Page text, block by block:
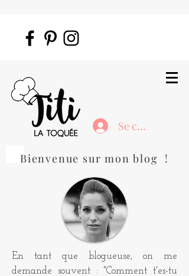
Se connecter
Bienvenue sur mon blog !
En tant que blogueuse, on me
demande souvent : "Comment t'es-tu